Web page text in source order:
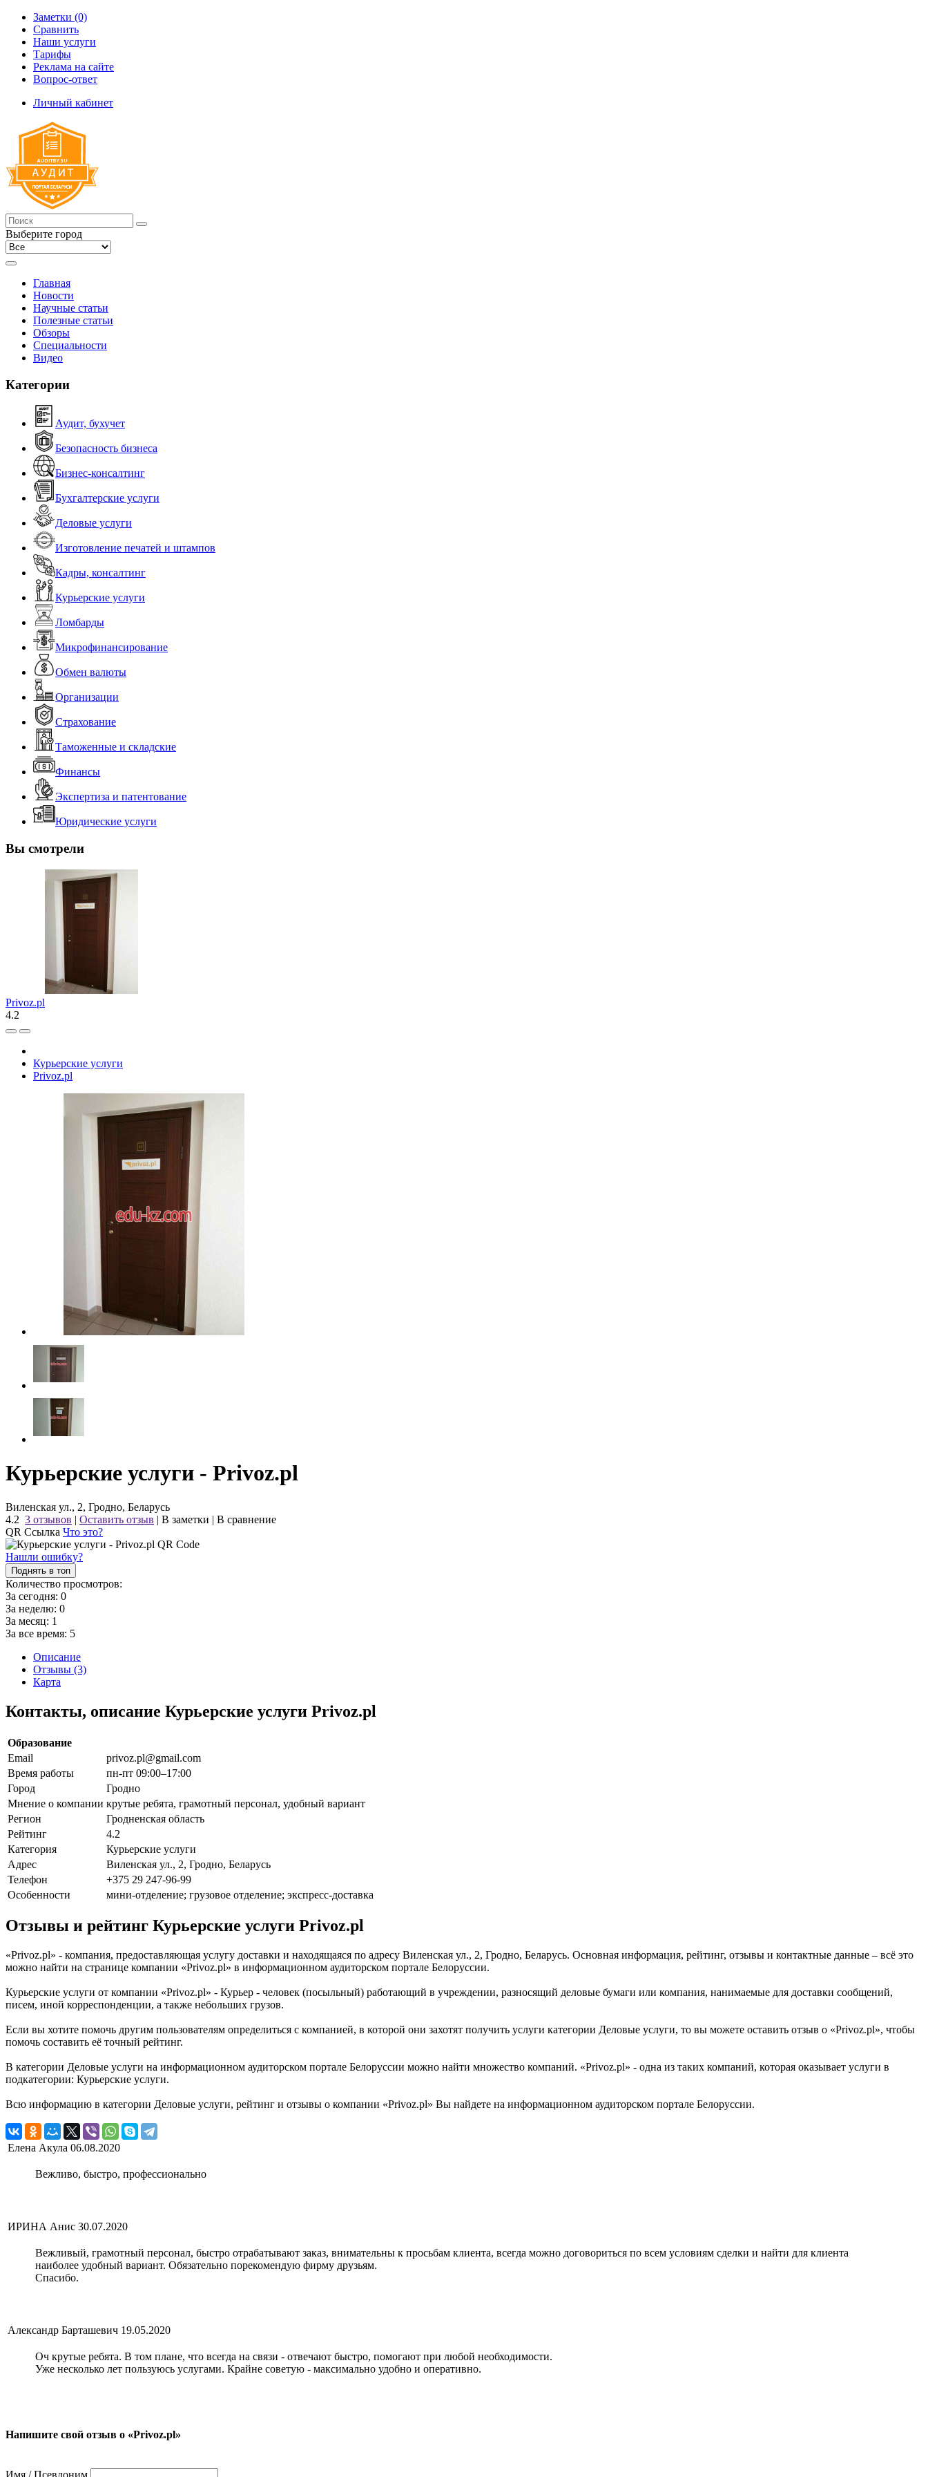
Заметки (0)
Сравнить
Наши услуги
Тарифы
Реклама на сайте
Вопрос-ответ
Личный кабинет
Выберите город
Главная
Новости
Научные статьи
Полезные статьи
Обзоры
Специальности
Видео
Категории
Аудит, бухучет
Безопасность бизнеса
Бизнес-консалтинг
Бухгалтерские услуги
Деловые услуги
Изготовление печатей и штампов
Кадры, консалтинг
Курьерские услуги
Ломбарды
Микрофинансирование
Обмен валюты
Организации
Страхование
Таможенные и складские
Финансы
Экспертиза и патентование
Юридические услуги
Вы смотрели
Privoz.pl
4.2
Курьерские услуги
Privoz.pl
Курьерские услуги - Privoz.pl
Виленская ул., 2, Гродно, Беларусь
4.2 3 отзывов | Оставить отзыв | В заметки | В сравнение
QR Ссылка Что это?
Нашли ошибку?
Поднять в топ
Количество просмотров:
За сегодня: 0
За неделю: 0
За месяц: 1
За все время: 5
Описание
Отзывы (3)
Карта
Контакты, описание Курьерские услуги Privoz.pl
Образование
Email
privoz.pl@gmail.com
Время работы
пн-пт 09:00–17:00
Город
Гродно
Мнение о компании крутые ребята, грамотный персонал, удобный вариант
Регион
Гродненская область
Рейтинг
4.2
Категория
Курьерские услуги
Адрес
Виленская ул., 2, Гродно, Беларусь
Телефон
+375 29 247-96-99
Особенности
мини-отделение; грузовое отделение; экспресс-доставка
Отзывы и рейтинг Курьерские услуги Privoz.pl
«Privoz.pl» - компания, предоставляющая услугу доставки и находящаяся по адресу Виленская ул., 2, Гродно, Беларусь. Основная информация, рейтинг, отзывы и контактные данные – всё это
можно найти на странице компании «Privoz.pl» в информационном аудиторском портале Белоруссии.
Курьерские услуги от компании «Privoz.pl» - Курьер - человек (посыльный) работающий в учреждении, разносящий деловые бумаги или компания, нанимаемые для доставки сообщений,
писем, иной корреспонденции, а также небольших грузов.
Если вы хотите помочь другим пользователям определиться с компанией, в которой они захотят получить услуги категории Деловые услуги, то вы можете оставить отзыв о «Privoz.pl», чтобы
помочь составить её точный рейтинг.
В категории Деловые услуги на информационном аудиторском портале Белоруссии можно найти множество компаний. «Privoz.pl» - одна из таких компаний, которая оказывает услуги в
подкатегории: Курьерские услуги.
Всю информацию в категории Деловые услуги, рейтинг и отзывы о компании «Privoz.pl» Вы найдете на информационном аудиторском портале Белоруссии.
Елена Акула 06.08.2020
Вежливо, быстро, профессионально
ИРИНА Анис 30.07.2020
Вежливый, грамотный персонал, быстро отрабатывают заказ, внимательны к просьбам клиента, всегда можно договориться по всем условиям сделки и найти для клиента
наиболее удобный вариант. Обязательно порекомендую фирму друзьям.
Спасибо.
Александр Барташевич 19.05.2020
Оч крутые ребята. В том плане, что всегда на связи - отвечают быстро, помогают при любой необходимости.
Уже несколько лет пользуюсь услугами. Крайне советую - максимально удобно и оперативно.
Напишите свой отзыв о «Privoz.pl»
Имя / Псевдоним